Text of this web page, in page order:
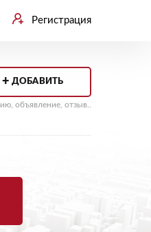
Регистрация
+ ДОБАВИТЬ
объявление, отзыв..